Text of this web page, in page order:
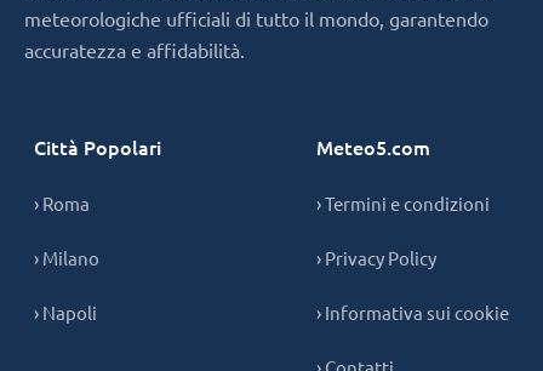
meteorologiche ufficiali di tutto il mondo, garantendo
accuratezza e affidabilità.
Città Popolari
› Roma
› Milano
› Napoli
Meteo5.com
› Termini e condizioni
› Privacy Policy
› Informativa sui cookie